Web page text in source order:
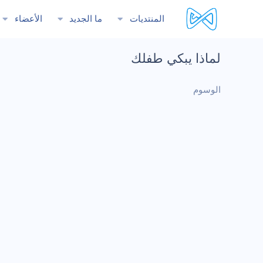
المنتديات ما الجديد الأعضاء
لماذا يبكي طفلك
الوسوم